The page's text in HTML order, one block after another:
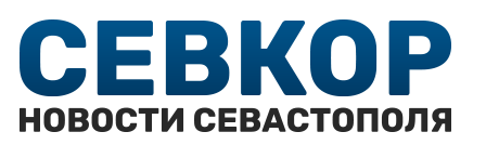
content